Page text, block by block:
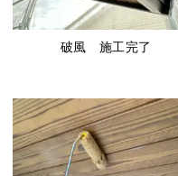
破風 施工完了